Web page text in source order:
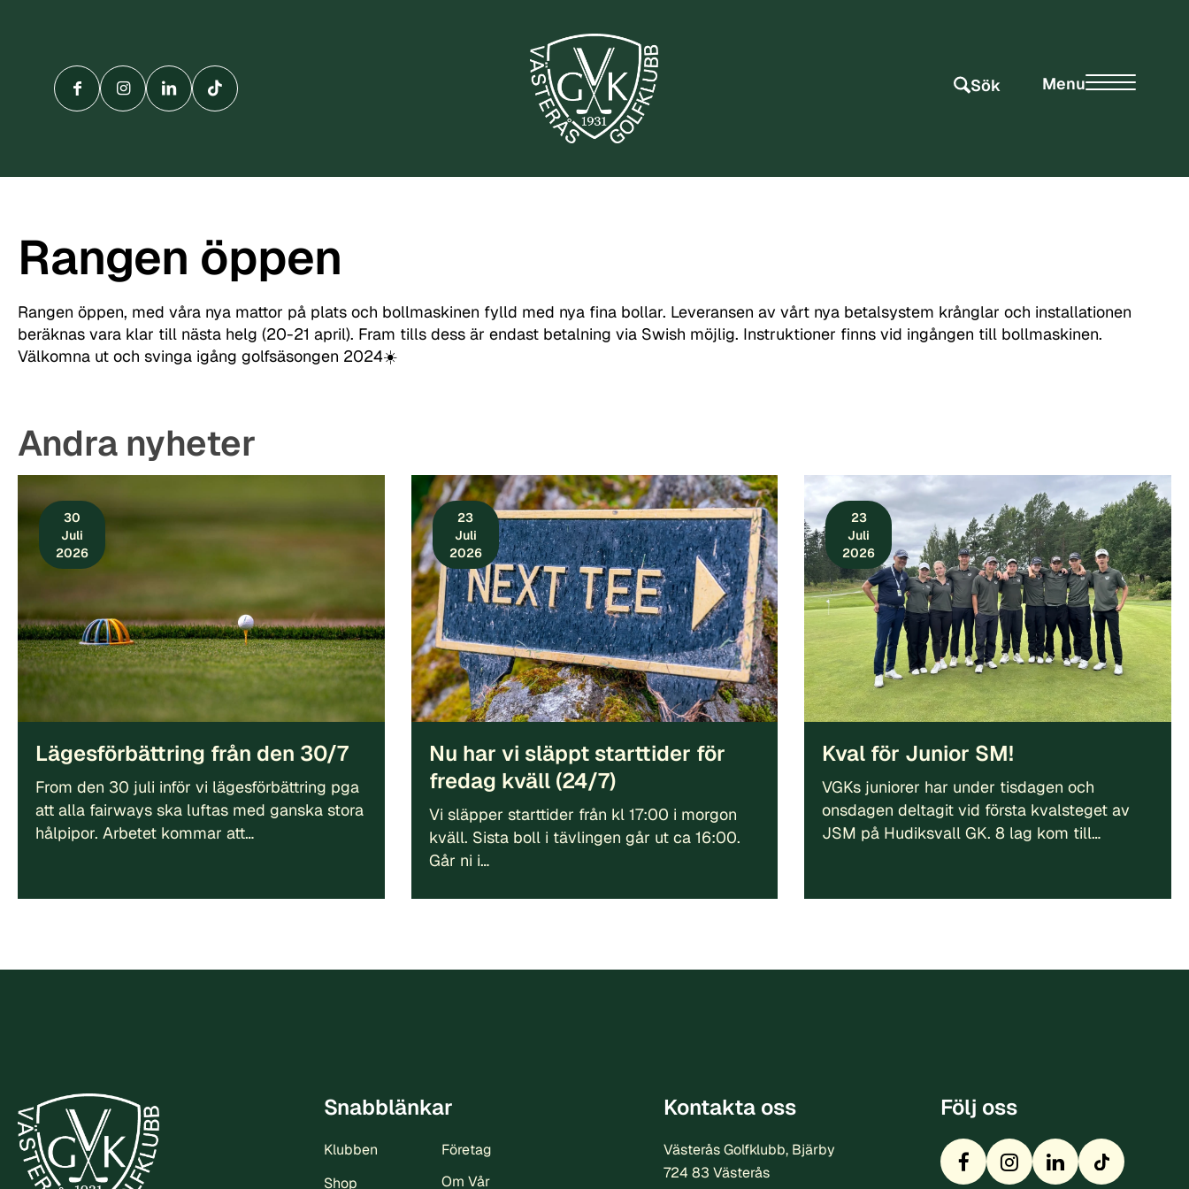
Sök Menu
Rangen öppen
Rangen öppen, med våra nya mattor på plats och bollmaskinen fylld med nya fina bollar. Leveransen av vårt nya betalsystem krånglar och installationen
beräknas vara klar till nästa helg (20-21 april). Fram tills dess är endast betalning via Swish möjlig. Instruktioner finns vid ingången till bollmaskinen.
Välkomna ut och svinga igång golfsäsongen 2024☀️
Andra nyheter
30
Juli
2026
Lägesförbättring från den 30/7
From den 30 juli inför vi lägesförbättring pga
att alla fairways ska luftas med ganska stora
hålpipor. Arbetet kommar att…
23
Juli
2026
Nu har vi släppt starttider för
fredag kväll (24/7)
Vi släpper starttider från kl 17:00 i morgon
kväll. Sista boll i tävlingen går ut ca 16:00.
Går ni i…
23
Juli
2026
Kval för Junior SM!
VGKs juniorer har under tisdagen och
onsdagen deltagit vid första kvalsteget av
JSM på Hudiksvall GK. 8 lag kom till…
Snabblänkar
Klubben
Företag
Shop
Om Vår
Kontakta oss
Västerås Golfklubb, Bjärby
724 83 Västerås
Följ oss